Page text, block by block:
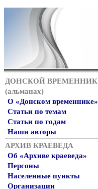
ДОНСКОЙ ВРЕМЕННИК
(альманах)
О «Донском временнике»
Статьи по темам
Статьи по годам
Наши авторы
АРХИВ КРАЕВЕДА
Об «Архиве краеведа»
Персоны
Населенные пункты
Организации